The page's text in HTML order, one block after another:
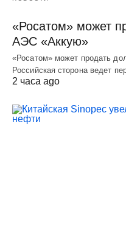
«Росатом» может
АЭС «Аккую»
«Росатом» может продать
Российская сторона ведет
2 часа ago